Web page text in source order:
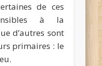
de ces
à la
d’autres sont
primaires : le